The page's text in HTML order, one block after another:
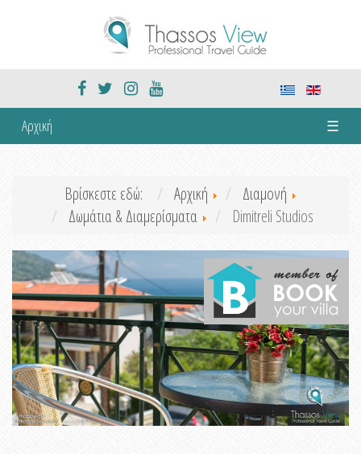
Αρχική ☰
Βρίσκεστε εδώ: Αρχική
Διαμονή
Δωμάτια & Διαμερίσματα
Dimitreli Studios